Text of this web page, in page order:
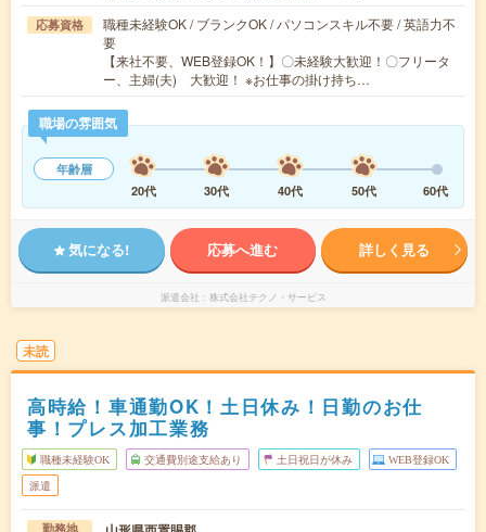
応募資格
職種未経験OK / ブランクOK / パソコンスキル不要 / 英語力不
要
【来社不要、WEB登録OK！】〇未経験大歓迎！〇フリータ
ー、主婦(夫) 大歓迎！ ※お仕事の掛け持ち…
職場の雰囲気
年齢層
20代
30代 40代 50代 60代
気になる! 応募へ進む 詳しく見る
派遣会社 株式会社テクノ・サービス
未読
高時給！車通勤OK！土日休み！日勤のお仕
事！プレス加工業務
職種未経験OK 交通費別途支給あり 土日祝日が休み WEB登録OK
派遣
勤務地